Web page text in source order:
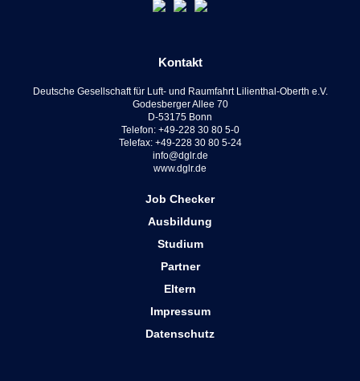
Kontakt
Deutsche Gesellschaft für Luft- und Raumfahrt Lilienthal-Oberth e.V.
Godesberger Allee 70
D-53175 Bonn
Telefon: +49-228 30 80 5-0
Telefax: +49-228 30 80 5-24
info@dglr.de
www.dglr.de
Job Checker
Ausbildung
Studium
Partner
Eltern
Impressum
Datenschutz